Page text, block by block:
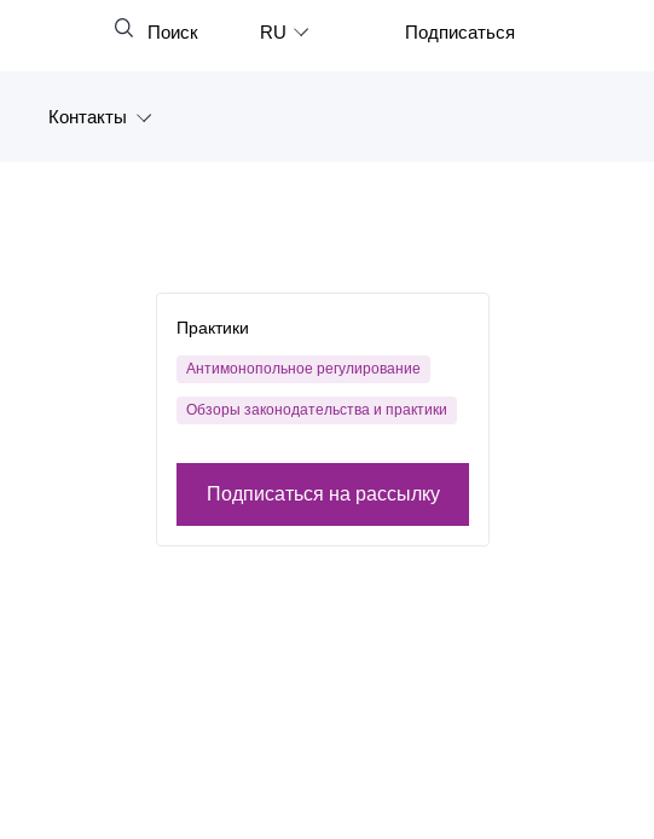
Закрыть
Поиск RU
Français
日本語
Português
Türkçe
Подписаться
Контакты
Практики
Антимонопольное регулирование
Обзоры законодательства и практики
Подписаться на рассылку